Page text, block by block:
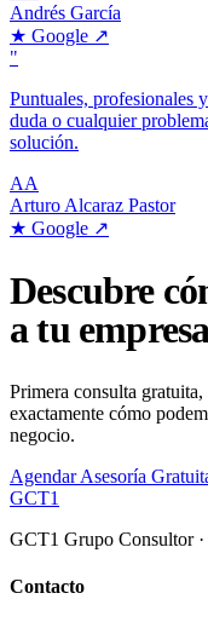
Andrés García
★ Google ↗
"
Puntuales, profesionales
duda o cualquier
solución.
AA
Arturo Alcaraz Pastor
★ Google ↗
Descubre
a tu
Primera consulta
exactamente cómo
negocio.
Agendar Asesoría
GCT1
GCT1 Grupo Consultor ·
Contacto